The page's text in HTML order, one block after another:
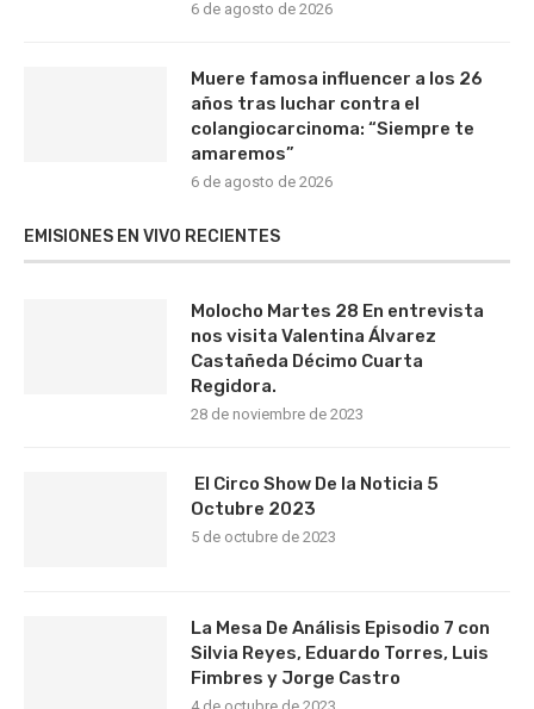
6 de agosto de 2026
Muere famosa influencer a los 26
años tras luchar contra el
colangiocarcinoma: “Siempre te
amaremos”
6 de agosto de 2026
EMISIONES EN VIVO RECIENTES
Molocho Martes 28 En entrevista
nos visita Valentina Álvarez
Castañeda Décimo Cuarta
Regidora.
28 de noviembre de 2023
El Circo Show De la Noticia 5
Octubre 2023
5 de octubre de 2023
La Mesa De Análisis Episodio 7 con
Silvia Reyes, Eduardo Torres, Luis
Fimbres y Jorge Castro